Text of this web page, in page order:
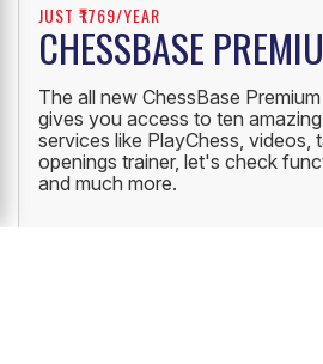
JUST ₹1769/YEAR
CHESSBASE
The all new ChessBase
gives you access to ten
services like PlayChess, videos,
openings trainer, let's check
and much more.